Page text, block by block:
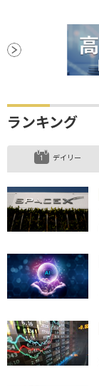
ランキング
デイリー